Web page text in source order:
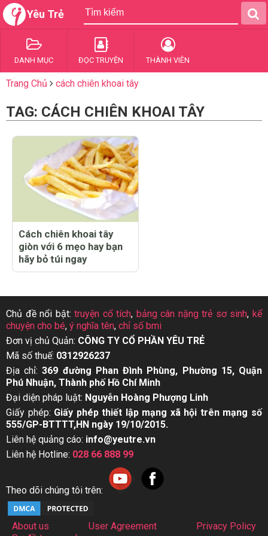
Yêu Trẻ
DANH MỤC ĐỌC TRUYỆN THÀNH VIÊN
Trang Chủ cách chiên khoai tây
TAG: CÁCH CHIÊN KHOAI TÂY
Cách chiên khoai tây
giòn với 6 mẹo hay bạn
hãy bỏ túi ngay
Chủ đề nổi bật:truyện cổ tích, bảng cân nặng trẻ sơ sinh,kể
chuyện cho bé, ý nghĩa tên, chỉ số bmi
Đơn vị chủ Quản: CÔNG TY CỔ PHẦN YÊU TRẺ
Mã số thuế: 0312926237
Địa chỉ:369 đường Phan Đình Phùng, Phường 15, Quận
Phú Nhuận, Thành phố Hồ Chí Minh
Đại diện pháp luật: Nguyễn Hoàng Phượng Linh
Giấy phép: Giấy phép thiết lập mạng xã hội trên mạng số
555/GP-BTTTT,HN ngày 19/10/2015.
Liên hệ quảng cáo: info@yeutre.vn
Liên hệ Hotline: 028 66 888 99
Theo dõi chúng tôi trên:
About us User Agreement
Privacy Policy